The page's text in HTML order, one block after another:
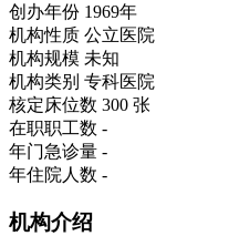
创办年份 1969年
机构性质 公立医院
机构规模 未知
机构类别 专科医院
核定床位数 300 张
在职职工数 -
年门急诊量 -
年住院人数 -
机构介绍